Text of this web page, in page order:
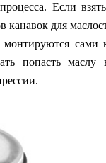
Если
канавок для
попасть маслу